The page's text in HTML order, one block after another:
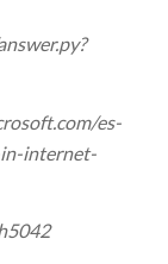
es-
internet-